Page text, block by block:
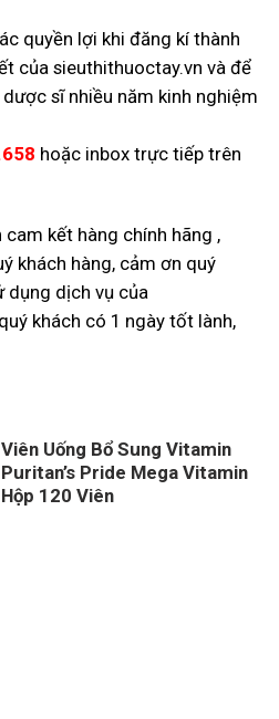
quyền lợi khi đăng kí thành
của sieuthithuoctay.vn và để
sĩ nhiều năm kinh nghiệm
hoặc inbox trực tiếp trên
cam kết hàng chính hãng ,
khách hàng, cảm ơn quý
dụng dịch vụ của
khách có 1 ngày tốt lành,
Viên Uống Bổ Sung Vitamin
Puritan’s Pride Mega Vitamin
Hộp 120 Viên